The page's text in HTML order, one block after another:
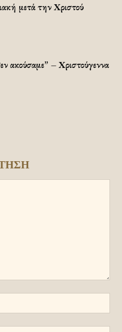
μετά την Χριστού
ακούσαμε” – Χριστούγεννα